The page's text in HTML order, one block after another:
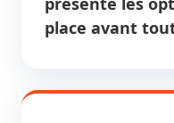
place avant